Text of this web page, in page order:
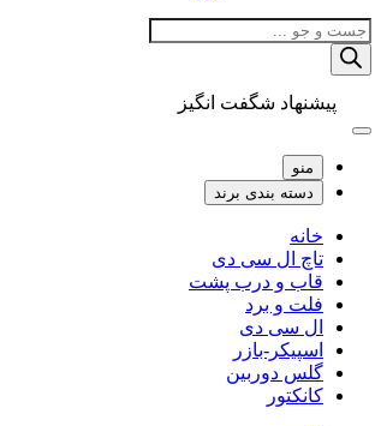
Products
search
پیشنهاد شگفت انگیز
منو
دسته بندی برند
خانه
تاچ ال سی دی
قاب و درب پشت
فلت و برد
ال سی دی
اسپیکر-بازر
گلس دوربین
کانکتور